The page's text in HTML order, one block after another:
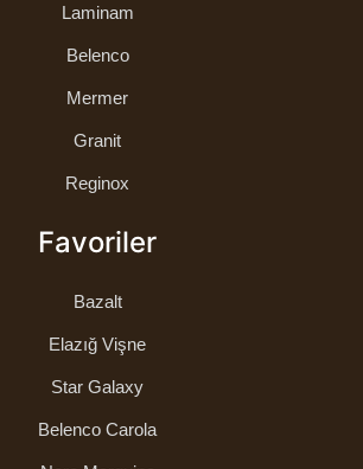
Laminam
Belenco
Mermer
Granit
Reginox
Favoriler
Bazalt
Elazığ Vişne
Star Galaxy
Belenco Carola